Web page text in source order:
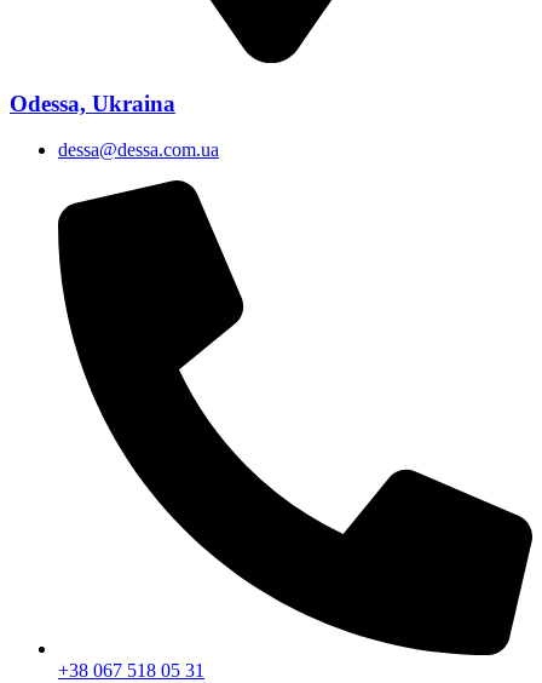
Odessa, Ukraina
dessa@dessa.com.ua
+38 067 518 05 31